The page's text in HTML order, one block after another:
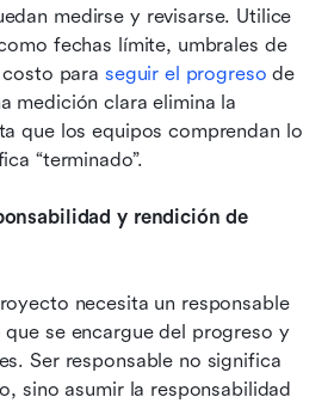
medirse y revisarse. Utilice
fechas límite, umbrales de
para seguir el progreso de
medición clara elimina la
que los equipos comprendan lo
“terminado”.
y rendición de
necesita un responsable
se encargue del progreso y
Ser responsable no significa
sino asumir la responsabilidad